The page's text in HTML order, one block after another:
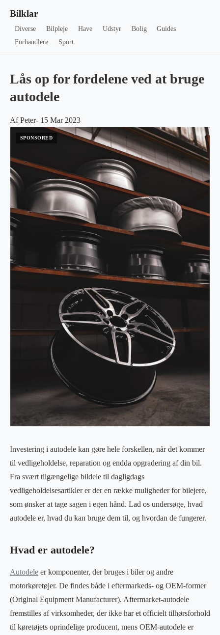
Bilklar
Diverse Bilpleje Have Udstyr Bolig
Guides
Forhandlere
Sport
Lås op for fordelene ved at bruge
autodele
Af Peter- 15 Mar 2023
Investering i autodele kan gøre hele forskellen, når det kommer
til vedligeholdelse, reparation og endda opgradering af din bil.
Fra svært tilgængelige bildele til dagligdags
vedligeholdelsesartikler er der en række muligheder for bilejere,
som ønsker at tage sagen i egen hånd. Lad os undersøge, hvad
autodele er, hvad du kan bruge dem til, og hvordan de fungerer.
Hvad er autodele?
Autodele er komponenter, der bruges i biler og andre
motorkøretøjer. De findes både i eftermarkeds- og OEM-former
(Original Equipment Manufacturer). Aftermarket-autodele
fremstilles af virksomheder, der ikke har et officielt tilhørsforhold
til køretøjets oprindelige producent, mens OEM-autodele er